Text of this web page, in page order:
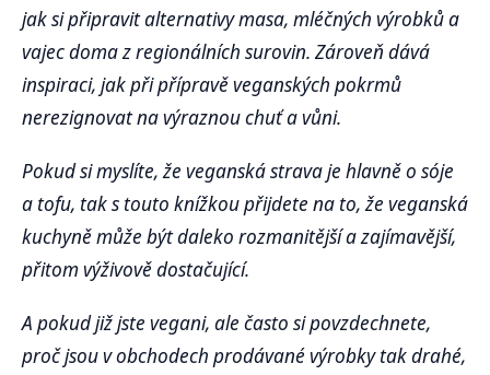
jak si připravit alternativy masa, mléčných výrobků a
vajec doma z regionálních surovin. Zároveň dává
inspiraci, jak při přípravě veganských pokrmů
nerezignovat na výraznou chuť a vůni.
Pokud si myslíte, že veganská strava je hlavně o sóje
a tofu, tak s touto knížkou přijdete na to, že veganská
kuchyně může být daleko rozmanitější a zajímavější,
přitom výživově dostačující.
A pokud již jste vegani, ale často si povzdechnete,
proč jsou v obchodech prodávané výrobky tak drahé,